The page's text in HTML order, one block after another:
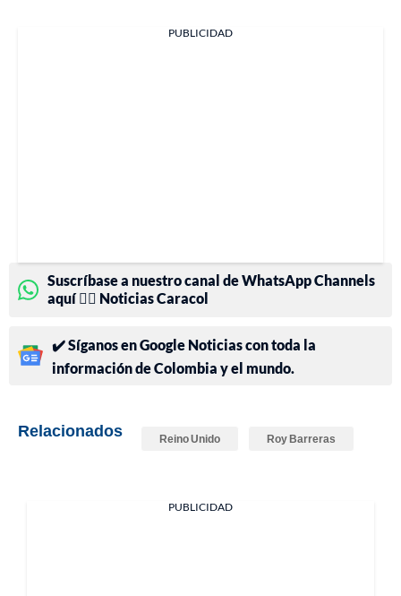
PUBLICIDAD
Suscríbase a nuestro canal de WhatsApp Channels
aquí 👉🏻 Noticias Caracol
✔️ Síganos en Google Noticias con toda la
información de Colombia y el mundo.
Relacionados Reino Unido Roy Barreras
PUBLICIDAD